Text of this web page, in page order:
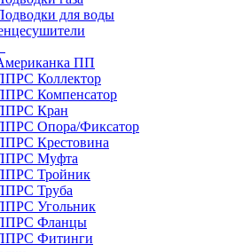
для воды
ПП
Коллектор
Компенсатор
Кран
Опора/Фиксатор
Крестовина
Муфта
Тройник
Труба
Угольник
Фланцы
Фитинги